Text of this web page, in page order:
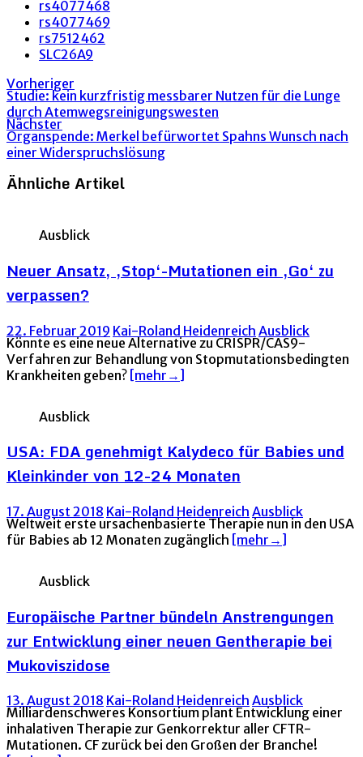
rs4077468
rs4077469
rs7512462
SLC26A9
Vorheriger
Studie: kein kurzfristig messbarer Nutzen für die Lunge
durch Atemwegsreinigungswesten
Nächster
Organspende: Merkel befürwortet Spahns Wunsch nach
einer Widerspruchslösung
Ähnliche Artikel
Ausblick
Neuer Ansatz, ‚Stop‘-Mutationen ein ‚Go‘ zu
verpassen?
22. Februar 2019 Kai-Roland Heidenreich Ausblick
Könnte es eine neue Alternative zu CRISPR/CAS9-
Verfahren zur Behandlung von Stopmutationsbedingten
Krankheiten geben? [mehr→]
Ausblick
USA: FDA genehmigt Kalydeco für Babies und
Kleinkinder von 12-24 Monaten
17. August 2018 Kai-Roland Heidenreich Ausblick
Weltweit erste ursachenbasierte Therapie nun in den USA
für Babies ab 12 Monaten zugänglich [mehr→]
Ausblick
Europäische Partner bündeln Anstrengungen
zur Entwicklung einer neuen Gentherapie bei
Mukoviszidose
13. August 2018 Kai-Roland Heidenreich Ausblick
Milliardenschweres Konsortium plant Entwicklung einer
inhalativen Therapie zur Genkorrektur aller CFTR-
Mutationen. CF zurück bei den Großen der Branche!